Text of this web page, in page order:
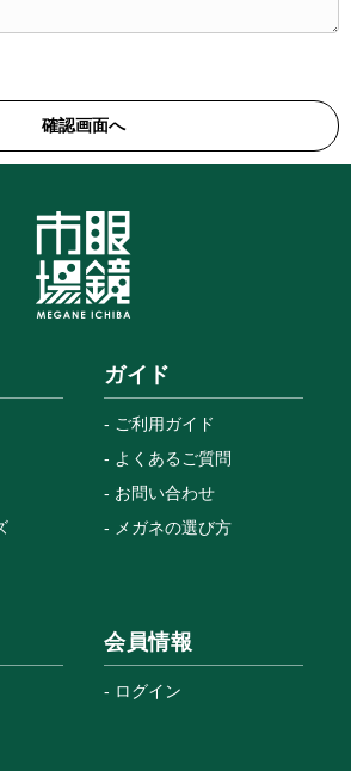
ガイド
ご利用ガイド
よくあるご質問
お問い合わせ
メガネの選び方
会員情報
ログイン